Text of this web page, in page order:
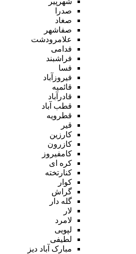
صدرا
صغاد
صفاشهر
علامرودشت
فدامی
فراشبند
فسا
فیروزآباد
قائمیه
قادرآباد
قطب آباد
قطرویه
قیر
کارزین
کازرون
کامفیروز
کره ای
کنارتخته
کوار
گراش
گله دار
لار
لامرد
لپویی
لطیفی
مبارک آباد دیز